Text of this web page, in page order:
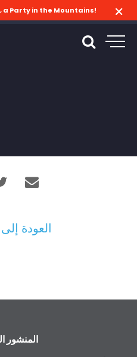
a Party in the Mountains!
العودة إلى
المنشور